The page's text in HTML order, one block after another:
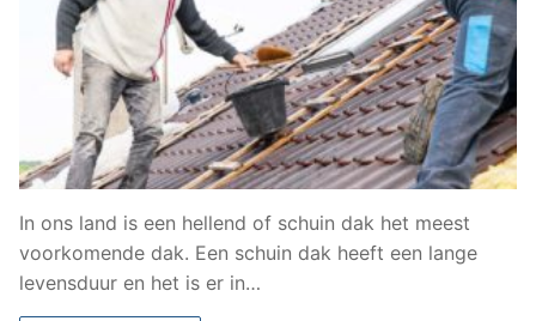
In ons land is een hellend of schuin dak het meest
voorkomende dak. Een schuin dak heeft een lange
levensduur en het is er in…